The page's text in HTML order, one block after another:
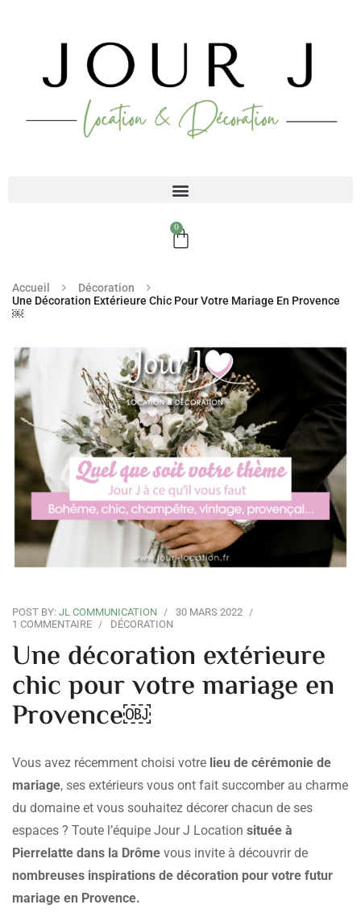
0
Accueil
Décoration
Une Décoration Extérieure Chic Pour Votre Mariage En Provence
￼
POST BY: JL COMMUNICATION
30 MARS 2022
1 COMMENTAIRE
DÉCORATION
Une décoration extérieure
chic pour votre mariage en
Provence￼
Vous avez récemment choisi votre lieu de cérémonie de
mariage, ses extérieurs vous ont fait succomber au charme
du domaine et vous souhaitez décorer chacun de ses
espaces ? Toute l’équipe Jour J Location située à
Pierrelatte dans la Drôme vous invite à découvrir de
nombreuses inspirations de décoration pour votre futur
mariage en Provence.